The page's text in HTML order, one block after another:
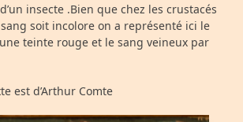
insecte .Bien que chez les crustacés
soit incolore on a représenté ici le
teinte rouge et le sang veineux par
est d’Arthur Comte